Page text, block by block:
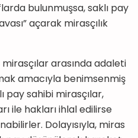
bulunmuşsa, saklı pay
açarak mirasçılık
arasında adaleti
amacıyla benimsenmiş
pay sahibi mirasçılar,
ile hakları ihlal edilirse
Dolayısıyla, miras